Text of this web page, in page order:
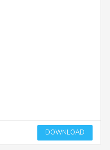
DOWNLOAD